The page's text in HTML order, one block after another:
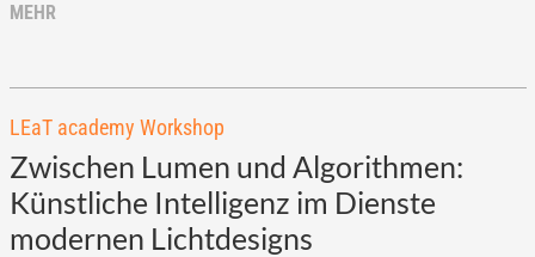
MEHR
LEaT academy Workshop
Zwischen Lumen und Algorithmen:
Künstliche Intelligenz im Dienste
modernen Lichtdesigns